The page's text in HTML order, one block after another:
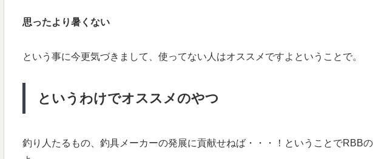
思ったより暑くない
という事に今更気づきまして、使ってない人はオススメですよということで。
というわけでオススメのやつ
釣り人たるもの、釣具メーカーの発展に貢献せねば・・・！ということでRBB